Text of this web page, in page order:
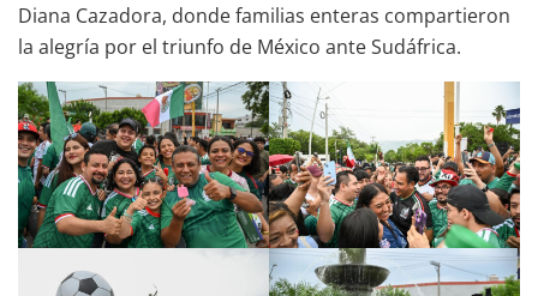
Diana Cazadora, donde familias enteras compartieron
la alegría por el triunfo de México ante Sudáfrica.